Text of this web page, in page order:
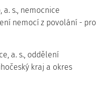
s., nemocnice
nemocí z povolání - pro
a. s., oddělení
kraj a okres